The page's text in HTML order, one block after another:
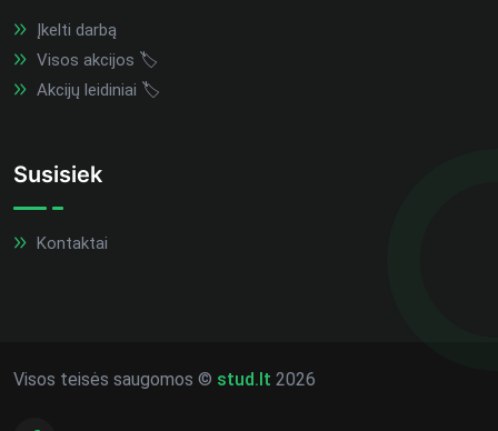
Įkelti darbą
Visos akcijos 🏷️
Akcijų leidiniai 🏷️
Susisiek
Kontaktai
Visos teisės saugomos © stud.lt 2026